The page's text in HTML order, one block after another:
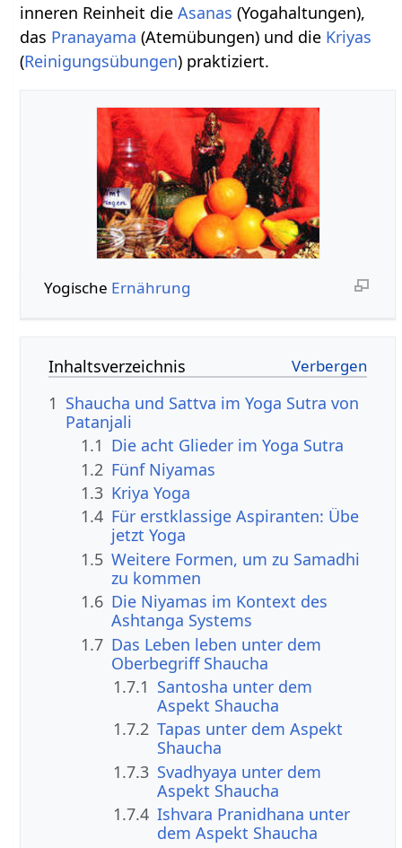
inneren Reinheit dieAsanas (Yogahaltungen),
das Pranayama (Atemübungen) und die Kriyas
(Reinigungsübungen) praktiziert.
Yogische Ernährung
Inhaltsverzeichnis
1 Shaucha und Sattva im Yoga Sutra von
Patanjali
1.1 Die acht Glieder im Yoga Sutra
1.2 Fünf Niyamas
1.3 Kriya Yoga
1.4 Für erstklassige Aspiranten: Übe
jetzt Yoga
1.5 Weitere Formen, um zu Samadhi
zu kommen
1.6 Die Niyamas im Kontext des
Ashtanga Systems
1.7 Das Leben leben unter dem
Oberbegriff Shaucha
1.7.1 Santosha unter dem
Aspekt Shaucha
1.7.2 Tapas unter dem Aspekt
Shaucha
1.7.3 Svadhyaya unter dem
Aspekt Shaucha
1.7.4 Ishvara Pranidhana unter
dem Aspekt Shaucha